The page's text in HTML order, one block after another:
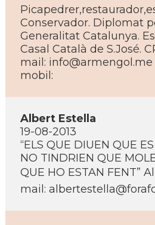
Conservador. Diplomat
Generalitat Catalunya.
Casal Català de S.José.
mail: info@armengol.me
mobil:
Albert Estella
19-08-2013
“ELS QUE DIUEN QUE ES
NO TINDRIEN QUE
QUE HO ESTAN FENT”
mail: